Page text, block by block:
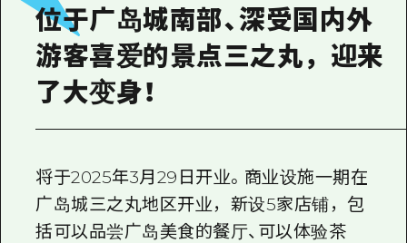
常见问题解答
照片下载
灾难发生期间的交通信息
位于广岛城南部、深受国内外
游客喜爱的景点三之丸，迎来
了大变身！
将于2025年3月29日开业。商业设施一期在
广岛城三之丸地区开业，新设5家店铺，包
括可以品尝广岛美食的餐厅、可以体验茶